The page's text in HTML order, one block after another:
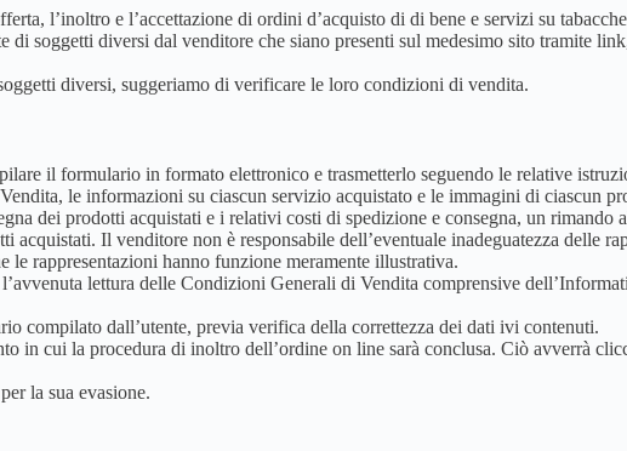
l’inoltro e l’accettazione di ordini d’acquisto di di bene e servizi su
soggetti diversi dal venditore che siano presenti sul medesimo sito tramite
diversi, suggeriamo di verificare le loro condizioni di vendita.
il formulario in formato elettronico e trasmetterlo seguendo le relative
le informazioni su ciascun servizio acquistato e le immagini di ciascun
dei prodotti acquistati e i relativi costi di spedizione e consegna, un rimando
acquistati. Il venditore non è responsabile dell’eventuale inadeguatezza delle
rappresentazioni hanno funzione meramente illustrativa.
lettura delle Condizioni Generali di Vendita comprensive
compilato dall’utente, previa verifica della correttezza dei dati ivi contenuti.
in cui la procedura di inoltro dell’ordine on line sarà conclusa. Ciò avverrà
la sua evasione.